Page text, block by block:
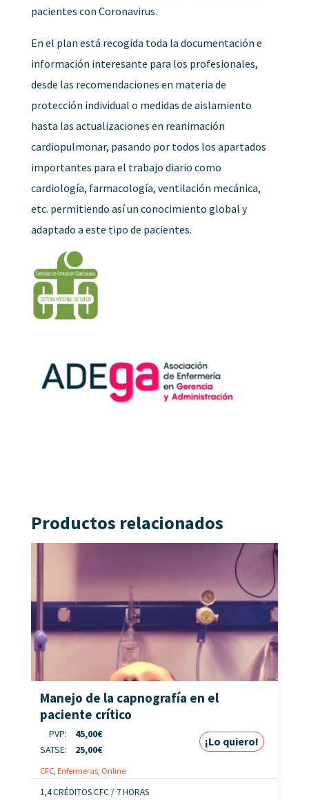
pacientes con Coronavirus.
En el plan está recogida toda la documentación e
información interesante para los profesionales,
desde las recomendaciones en materia de
protección individual o medidas de aislamiento
hasta las actualizaciones en reanimación
cardiopulmonar, pasando por todos los apartados
importantes para el trabajo diario como
cardiología, farmacología, ventilación mecánica,
etc. permitiendo así un conocimiento global y
adaptado a este tipo de pacientes.
Productos relacionados
Manejo de la capnografía en el
paciente crítico
PVP: 45,00€
SATSE:
25,00€
¡Lo quiero!
CFC, Enfermeras, Online
1,4 CRÉDITOS CFC / 7 HORAS